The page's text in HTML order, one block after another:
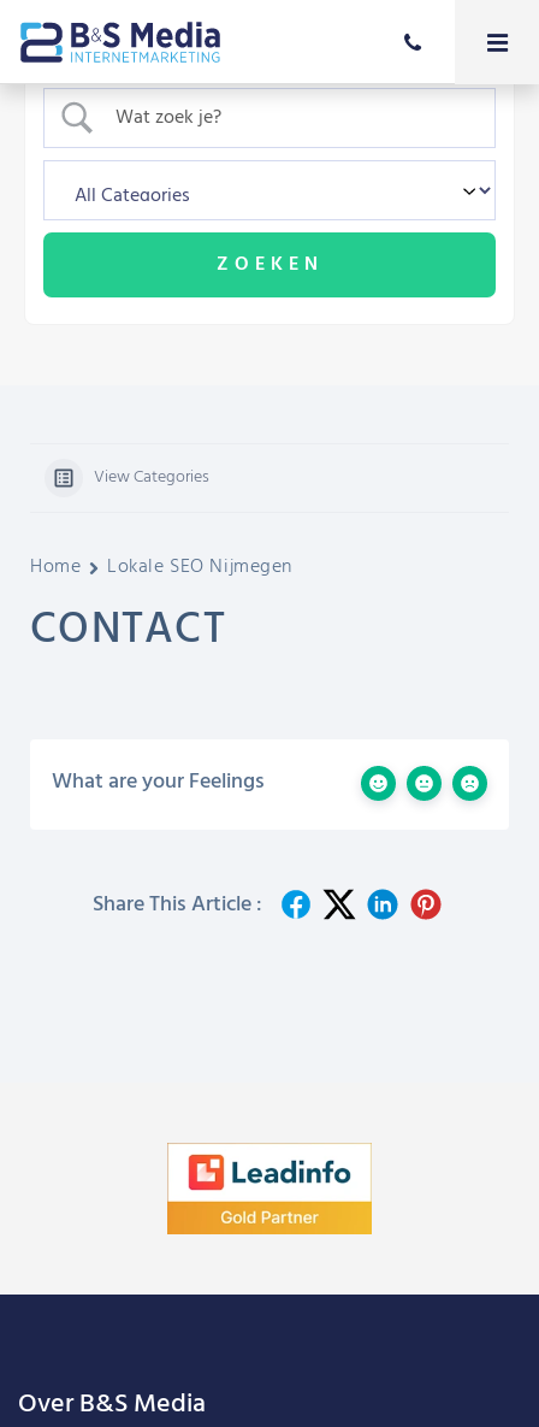
View Categories
Home Lokale SEO Nijmegen
CONTACT
What are your Feelings
Share This Article :
Over B&S Media